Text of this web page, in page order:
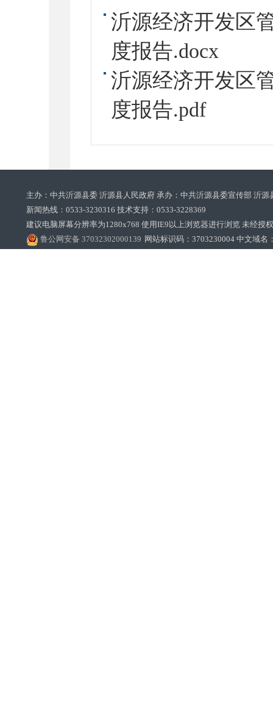
沂源经济开发区
度报告.docx
沂源经济开发区
度报告.pdf
主办：中共沂源县委 沂源县人民政府 承办：中共沂源县委宣传部 沂
新闻热线：0533-3230316 技术支持：0533-3228369‌‌
建议电脑屏幕分辨率为1280x768 使用IE9以上浏览器进行浏览 未经授
鲁公网安备 37032302000139 网站标识码：3703230004 中文域名